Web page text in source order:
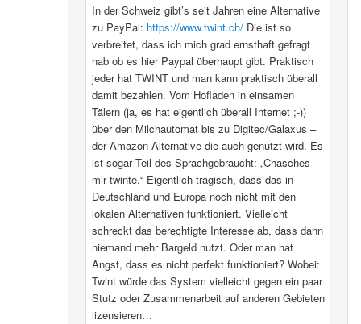
In der Schweiz gibt’s seit Jahren eine Alternative
zu PayPal: https://www.twint.ch/Die ist so
verbreitet, dass ich mich grad ernsthaft gefragt
hab ob es hier Paypal überhaupt gibt. Praktisch
jeder hat TWINT und man kann praktisch überall
damit bezahlen. Vom Hofladen in einsamen
Tälern (ja, es hat eigentlich überall Internet ;-))
über den Milchautomat bis zu Digitec/Galaxus –
der Amazon-Alternative die auch genutzt wird. Es
ist sogar Teil des Sprachgebraucht: „Chasches
mir twinte.“ Eigentlich tragisch, dass das in
Deutschland und Europa noch nicht mit den
lokalen Alternativen funktioniert. Vielleicht
schreckt das berechtigte Interesse ab, dass dann
niemand mehr Bargeld nutzt. Oder man hat
Angst, dass es nicht perfekt funktioniert? Wobei:
Twint würde das System vielleicht gegen ein paar
Stutz oder Zusammenarbeit auf anderen Gebieten
lizensieren…